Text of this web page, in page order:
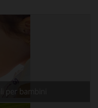
per bambini